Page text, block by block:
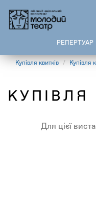
основного
РЕПЕРТУАР
Купівля квитків Купівля
КУПІВЛЯ
Для цієї